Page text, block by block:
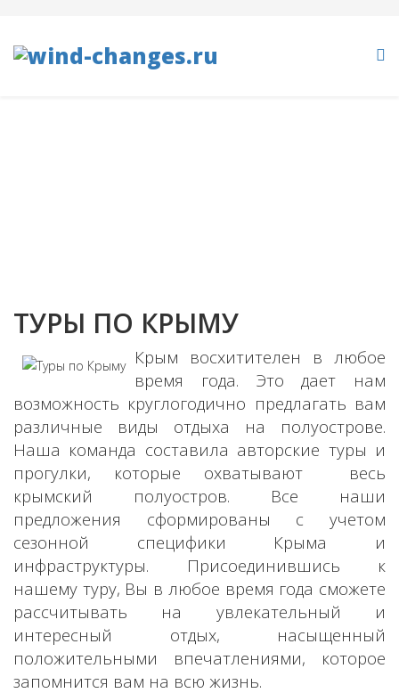
ТУРЫ ПО КРЫМУ
Крым восхитителен в любое
время года. Это дает нам
возможность круглогодично предлагать вам
различные виды отдыха на полуострове.
Наша команда составила авторские туры и
прогулки, которые охватывают весь
крымский полуостров. Все наши
предложения сформированы с учетом
сезонной специфики Крыма и
инфраструктуры. Присоединившись к
нашему туру, Вы в любое время года сможете
рассчитывать на увлекательный и
интересный отдых, насыщенный
положительными впечатлениями, которое
запомнится вам на всю жизнь.